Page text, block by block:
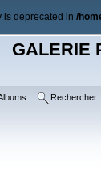
is deprecated in /
GALERIE
Rechercher